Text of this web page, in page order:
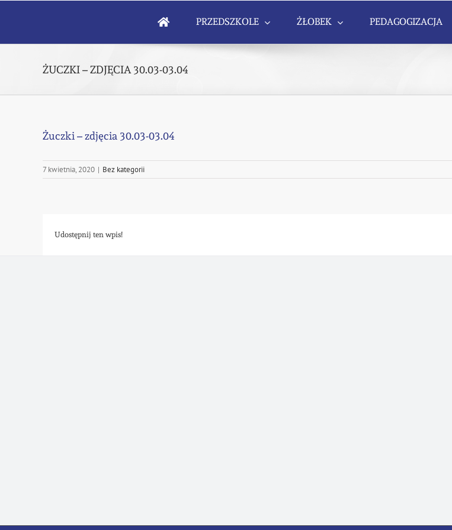
PRZEDSZKOLE ŻŁOBEK PEDAGOGIZACJA
ŻUCZKI – ZDJĘCIA 30.03-03.04
Żuczki – zdjęcia 30.03-03.04
7 kwietnia, 2020 | Bez kategorii
Udostępnij ten wpis!